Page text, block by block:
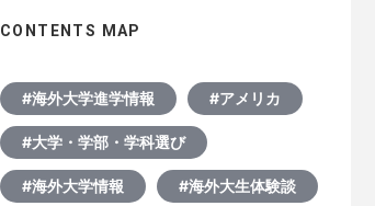
CONTENTS MAP
#海外大学進学情報 #アメリカ
#大学・学部・学科選び
#海外大学情報 #海外大生体験談